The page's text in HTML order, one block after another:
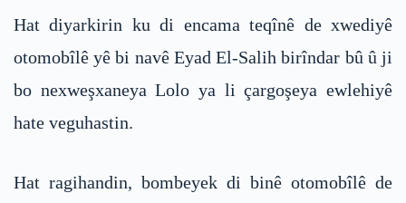
Hat diyarkirin ku di encama teqînê de xwediyê
otomobîlê yê bi navê Eyad El-Salih birîndar bû û ji
bo nexweşxaneya Lolo ya li çargoşeya ewlehiyê
hate veguhastin.
Hat ragihandin, bombeyek di binê otomobîlê de